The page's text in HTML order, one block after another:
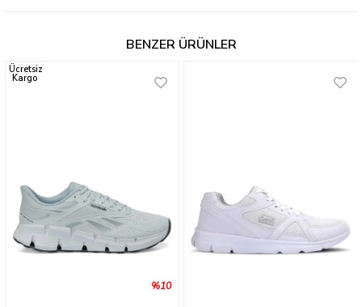
BENZER ÜRÜNLER
%10
Ücretsiz
Kargo